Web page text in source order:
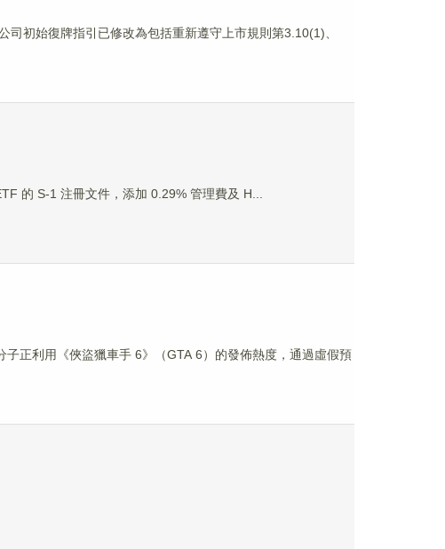
初始復牌指引已修改為包括重新遵守上市規則第3.10(1)、
的 S-1 注冊文件，添加 0.29% 管理費及 H...
正利用《俠盜獵車手 6》（GTA 6）的發佈熱度，通過虛假預